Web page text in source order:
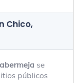
Chico,
se
públicos